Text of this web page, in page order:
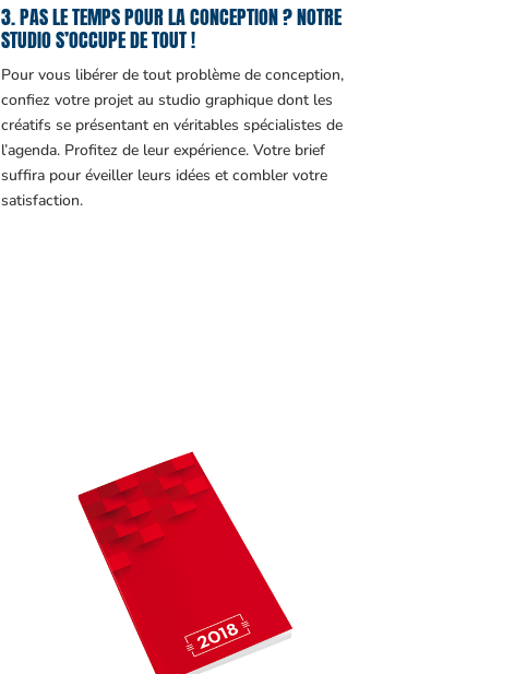
3. PAS LE TEMPS POUR LA CONCEPTION ? NOTRE
STUDIO S’OCCUPE DE TOUT !
Pour vous libérer de tout problème de conception,
confiez votre projet au studio graphique dont les
créatifs se présentant en véritables spécialistes de
l’agenda. Profitez de leur expérience. Votre brief
suffira pour éveiller leurs idées et combler votre
satisfaction.